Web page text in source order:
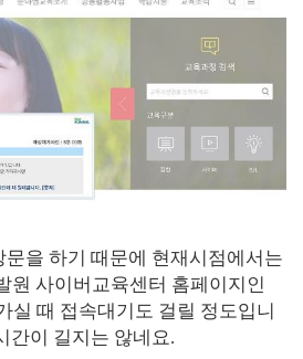
을 하기 때문에 현재시점에서는
원 사이버교육센터 홈페이지인
실 때 접속대기도 걸릴 정도입니
간이 길지는 않네요.